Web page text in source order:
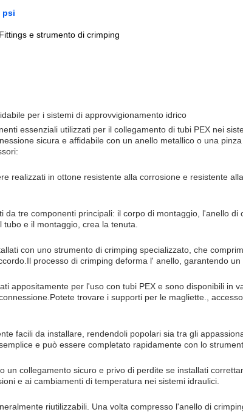
psi
e strumento di crimping
per i sistemi di approvvigionamento idrico
essenziali utilizzati per il collegamento di tubi PEX nei
sicura e affidabile con un anello metallico o una
realizzati in ottone resistente alla corrosione e resistente
da tre componenti principali: il corpo di montaggio, l'anello di
e il montaggio, crea la tenuta.
con uno strumento di crimping specializzato, che
processo di crimping deforma l' anello, garantendo un
appositamente per l'uso con tubi PEX e sono disponibili in
trovare i supporti per le magliette.,
facili da installare, rendendoli popolari sia tra gli
e può essere completato rapidamente con lo
un collegamento sicuro e privo di perdite se installati
e ai cambiamenti di temperatura nei sistemi idraulici.
riutilizzabili. Una volta compresso l'anello di